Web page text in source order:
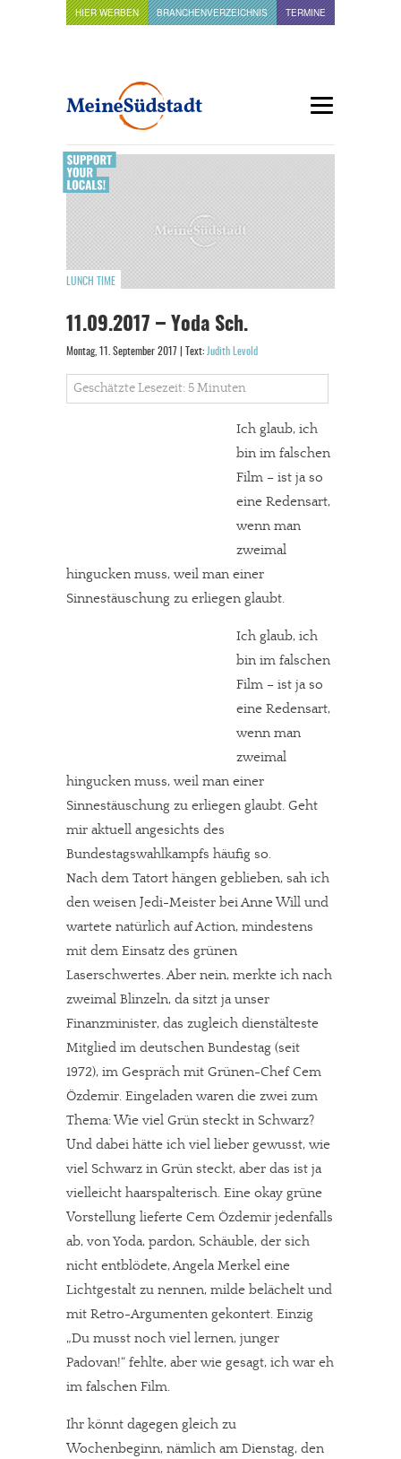
HIER WERBEN BRANCHENVERZEICHNIS TERMINE
LUNCH TIME
11.09.2017 – Yoda Sch.
Montag, 11. September 2017 | Text: Judith Levold
Geschätzte Lesezeit: 5 Minuten
Ich glaub, ich
bin im falschen
Film – ist ja so
eine Redensart,
wenn man
zweimal
hingucken muss, weil man einer
Sinnestäuschung zu erliegen glaubt.
Ich glaub, ich
bin im falschen
Film – ist ja so
eine Redensart,
wenn man
zweimal
hingucken muss, weil man einer
Sinnestäuschung zu erliegen glaubt. Geht
mir aktuell angesichts des
Bundestagswahlkampfs häufig so.
Nach dem Tatort hängen geblieben, sah ich
den weisen Jedi-Meister bei Anne Will und
wartete natürlich auf Action, mindestens
mit dem Einsatz des grünen
Laserschwertes. Aber nein, merkte ich nach
zweimal Blinzeln, da sitzt ja unser
Finanzminister, das zugleich dienstälteste
Mitglied im deutschen Bundestag (seit
1972), im Gespräch mit Grünen-Chef Cem
Özdemir. Eingeladen waren die zwei zum
Thema: Wie viel Grün steckt in Schwarz?
Und dabei hätte ich viel lieber gewusst, wie
viel Schwarz in Grün steckt, aber das ist ja
vielleicht haarspalterisch. Eine okay grüne
Vorstellung lieferte Cem Özdemir jedenfalls
ab, von Yoda, pardon, Schäuble, der sich
nicht entblödete, Angela Merkel eine
Lichtgestalt zu nennen, milde belächelt und
mit Retro-Argumenten gekontert. Einzig
„Du musst noch viel lernen, junger
Padovan!“ fehlte, aber wie gesagt, ich war eh
im falschen Film.
Ihr könnt dagegen gleich zu
Wochenbeginn, nämlich am Dienstag, den